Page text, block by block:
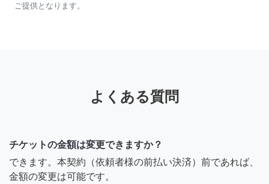
ご提供となります。
よくある質問
チケットの金額は変更できますか？
できます。本契約（依頼者様の前払い決済）前であれば、
金額の変更は可能です。